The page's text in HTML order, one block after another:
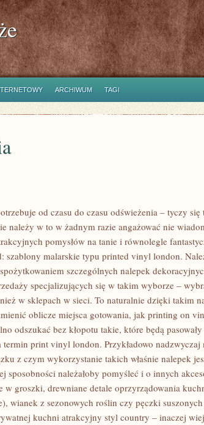
ARCHIWUM TAGI
od czasu do czasu odświeżenia – tyczy się
należy w to w żadnym razie angażować nie
pomysłów na tanie i równolegle
szablony malarskie typu printed vinyl london.
szczególnych nalepek
specjalizujących się w takim wyborze –
w sklepach w sieci. To naturalnie dzięki takim
oblicze miejsca gotowania, jak printing on
odszukać bez kłopotu takie, które będą pasowały
print vinyl london. Przykładowo nadzwyczaj
z czym wykorzystanie takich właśnie nalepek
sposobności należałoby pomyśleć i o innych
w groszki, drewniane detale oprzyrządowania
wianek z sezonowych roślin czy pęczki
kuchni atrakcyjny styl country – inaczej